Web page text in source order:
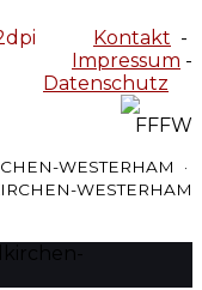
Kontakt -
Impressum -
Datenschutz
WESTERHAM ·
WESTERHAM